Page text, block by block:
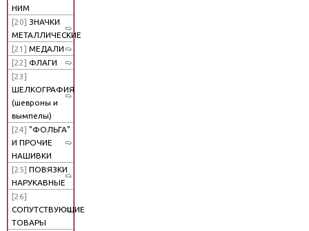
НИМ
[20] ЗНАЧКИ
МЕТАЛЛИЧЕСКИЕ
[21] МЕДАЛИ
[22] ФЛАГИ
[23]
ШЕЛКОГРАФИЯ
(шевроны и
вымпелы)
[24] "ФОЛЬГА"
И ПРОЧИЕ
НАШИВКИ
[25] ПОВЯЗКИ
НАРУКАВНЫЕ
[26]
СОПУТСТВУЮЩИЕ
ТОВАРЫ